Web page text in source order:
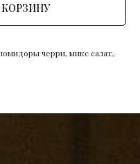
КОРЗИНУ
черри, микс салат,